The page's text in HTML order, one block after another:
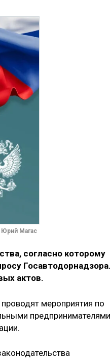
Магас
согласно которому
актов.
мероприятия по